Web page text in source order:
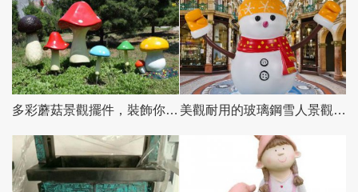
多彩蘑菇景觀擺件，裝飾你的戶外操場 美觀耐用的玻璃鋼雪人景觀擺件